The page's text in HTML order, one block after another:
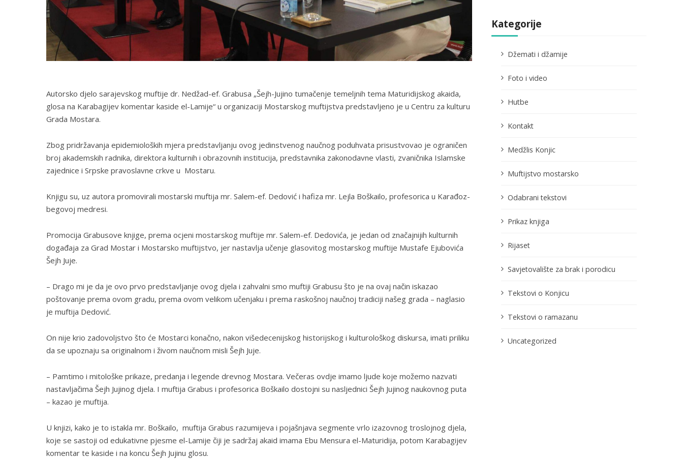
Autorsko djelo sarajevskog muftije dr. Nedžad-ef. Grabusa „Šejh-Jujino tumačenje temeljnih tema Maturidijskog akaida,
glosa na Karabagijev komentar kaside el-Lamije“ u organizaciji Mostarskog muftijstva predstavljeno je u Centru za kulturu
Grada Mostara.
Zbog pridržavanja epidemioloških mjera predstavljanju ovog jedinstvenog naučnog poduhvata prisustvovao je ograničen
broj akademskih radnika, direktora kulturnih i obrazovnih institucija, predstavnika zakonodavne vlasti, zvaničnika Islamske
zajednice i Srpske pravoslavne crkve u Mostaru.
Knjigu su, uz autora promovirali mostarski muftija mr. Salem-ef. Dedović i hafiza mr. Lejla Boškailo, profesorica u Karađoz-
begovoj medresi.
Promocija Grabusove knjige, prema ocjeni mostarskog muftije mr. Salem-ef. Dedovića, je jedan od značajnijih kulturnih
događaja za Grad Mostar i Mostarsko muftijstvo, jer nastavlja učenje glasovitog mostarskog muftije Mustafe Ejubovića
Šejh Juje.
– Drago mi je da je ovo prvo predstavljanje ovog djela i zahvalni smo muftiji Grabusu što je na ovaj način iskazao
poštovanje prema ovom gradu, prema ovom velikom učenjaku i prema raskošnoj naučnoj tradiciji našeg grada – naglasio
je muftija Dedović.
On nije krio zadovoljstvo što će Mostarci konačno, nakon višedecenijskog historijskog i kulturološkog diskursa, imati priliku
da se upoznaju sa originalnom i živom naučnom misli Šejh Juje.
– Pamtimo i mitološke prikaze, predanja i legende drevnog Mostara. Večeras ovdje imamo ljude koje možemo nazvati
nastavljačima Šejh Jujinog djela. I muftija Grabus i profesorica Boškailo dostojni su nasljednici Šejh Jujinog naukovnog puta
– kazao je muftija.
U knjizi, kako je to istakla mr. Boškailo, muftija Grabus razumijeva i pojašnjava segmente vrlo izazovnog troslojnog djela,
koje se sastoji od edukativne pjesme el-Lamije čiji je sadržaj akaid imama Ebu Mensura el-Maturidija, potom Karabagijev
komentar te kaside i na koncu Šejh Jujinu glosu.
Kategorije
Džemati i džamije
Foto i video
Hutbe
Kontakt
Medžlis Konjic
Muftijstvo mostarsko
Odabrani tekstovi
Prikaz knjiga
Rijaset
Savjetovalište za brak i porodicu
Tekstovi o Konjicu
Tekstovi o ramazanu
Uncategorized